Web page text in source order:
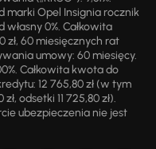
marki Opel Insignia rocznik
własny 0%. Całkowita
zł, 60 miesięcznych rat
umowy: 60 miesięcy.
Całkowita kwota do
12 765,80 zł (w tym
odsetki 11 725,80 zł).
ubezpieczenia nie jest